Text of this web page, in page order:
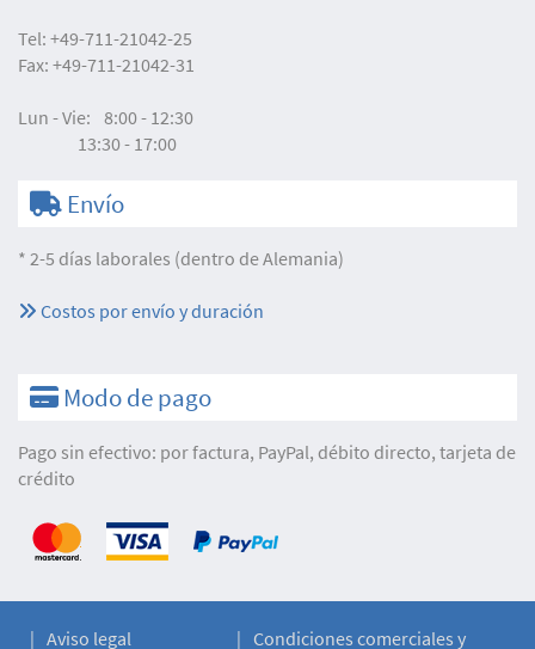
Tel: +49-711-21042-25
Fax: +49-711-21042-31
Lun - Vie: 8:00 - 12:30
13:30 - 17:00
Envío
* 2-5 días laborales (dentro de Alemania)
Costos por envío y duración
Modo de pago
Pago sin efectivo: por factura, PayPal, débito directo, tarjeta de
crédito
Aviso legal Condiciones comerciales y